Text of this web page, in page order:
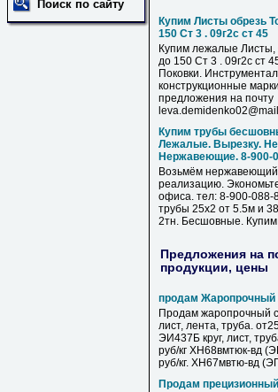
Поиск по сайту
Купим Листы обрезь
150 Ст 3 . 09г2с ст 45
Купим лежалые
до 150 Ст 3 . 09г2с ст
Поковки.
конструкционные
предложения на почту
Купим трубы
Лежалые. Вырезку.
Нержавеющие. 8-900-
Возьмём
реализацию.
офиса. тел: 8-900-088-
трубы 25х2 от 5.5м и
2тн. Бесшовные.
Предложения на
продукции, цены
продам Жаропрочный
Продам жаропрочный
лист, лента, труба.
ЭИ437Б круг, лист,
руб/кг ХН68вмтюк-вд
руб/кг. ХН67мвтю-вд
Продам